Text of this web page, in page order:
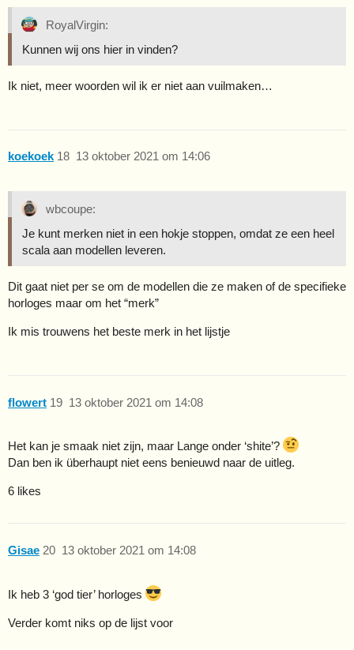
RoyalVirgin:
Kunnen wij ons hier in vinden?
Ik niet, meer woorden wil ik er niet aan vuilmaken…
koekoek 13 oktober 2021 om 14:06
18
wbcoupe:
Je kunt merken niet in een hokje stoppen, omdat ze een heel
scala aan modellen leveren.
Dit gaat niet per se om de modellen die ze maken of de specifieke
horloges maar om het “merk”
Ik mis trouwens het beste merk in het lijstje
flowert 13 oktober 2021 om 14:08
19
Het kan je smaak niet zijn, maar Lange onder ‘shite’?
Dan ben ik überhaupt niet eens benieuwd naar de uitleg.
6 likes
Gisae 13 oktober 2021 om 14:08
20
Ik heb 3 ‘god tier’ horloges
Verder komt niks op de lijst voor